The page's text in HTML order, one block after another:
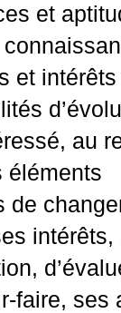
et
et
au
éléments
faire, ses